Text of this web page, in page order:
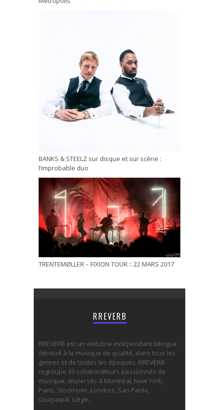
BANKS & STEELZ sur disque et sur scène :
l’improbable duo
TRENTEMØLLER – FIXION TOUR :: 22 MARS 2017
RREVERB
RREVERB est un webzine indépendant bilingue
dévoué à la musique de qualité, dans tous les
genres et de toutes les époques. RREVERB
regroupe 30 collaborateurs passionnés de
musique, dispersés à Montréal, New York,
Paris, Stockholm, Londres, Sao Paolo,
Guayaquil, Liège...